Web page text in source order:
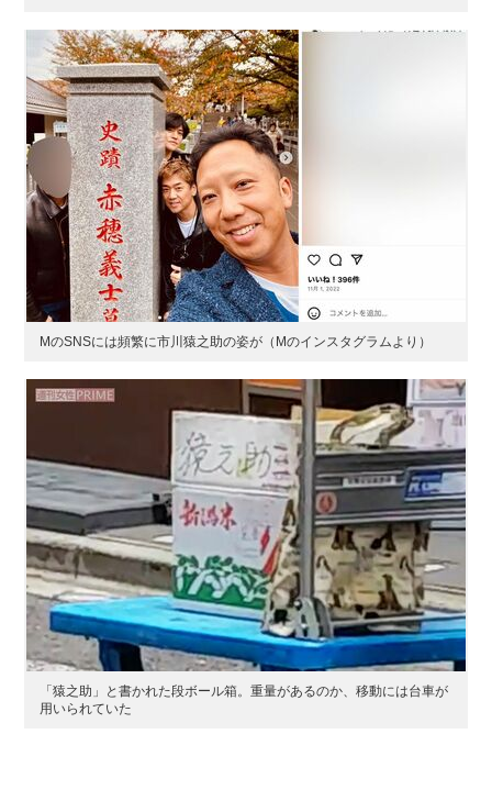
MのSNSには頻繁に市川猿之助の姿が（Mのインスタグラムより）
「猿之助」と書かれた段ボール箱。重量があるのか、移動には台車が
用いられていた